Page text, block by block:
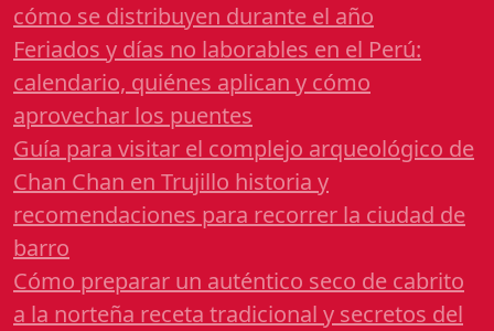
cómo se distribuyen durante el año
Feriados y días no laborables en el Perú:
calendario, quiénes aplican y cómo
aprovechar los puentes
Guía para visitar el complejo arqueológico de
Chan Chan en Trujillo historia y
recomendaciones para recorrer la ciudad de
barro
Cómo preparar un auténtico seco de cabrito
a la norteña receta tradicional y secretos del